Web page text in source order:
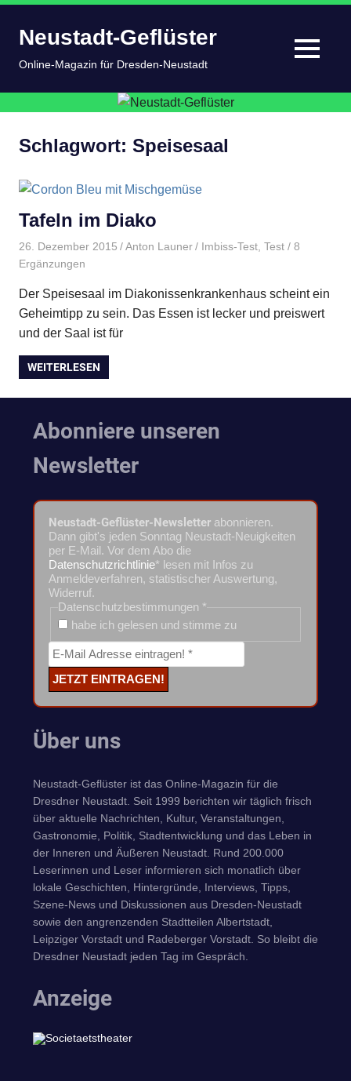
InhaltNeustadt-Geflüster
Online-Magazin für Dresden-Neustadt MENÜ
Schlagwort: Speisesaal
Tafeln im Diako
26. Dezember 2015 Anton Launer Imbiss-Test, Test/ 8
Ergänzungen
Der Speisesaal im Diakonissenkrankenhaus scheint ein
Geheimtipp zu sein. Das Essen ist lecker und preiswert
und der Saal ist für
WEITERLESEN
Abonniere unseren
Newsletter
Neustadt-Geflüster-Newsletter abonnieren.
Dann gibt's jeden Sonntag Neustadt-Neuigkeiten
per E-Mail. Vor dem Abo die
Datenschutzrichtlinie* lesen mit Infos zu
Anmeldeverfahren, statistischer Auswertung,
Widerruf.
Datenschutzbestimmungen *
habe ich gelesen und stimme zu
Über uns
Neustadt-Geflüster ist das Online-Magazin für die
Dresdner Neustadt. Seit 1999 berichten wir täglich frisch
über aktuelle Nachrichten, Kultur, Veranstaltungen,
Gastronomie, Politik, Stadtentwicklung und das Leben in
der Inneren und Äußeren Neustadt. Rund 200.000
Leserinnen und Leser informieren sich monatlich über
lokale Geschichten, Hintergründe, Interviews, Tipps,
Szene-News und Diskussionen aus Dresden-Neustadt
sowie den angrenzenden Stadtteilen Albertstadt,
Leipziger Vorstadt und Radeberger Vorstadt. So bleibt die
Dresdner Neustadt jeden Tag im Gespräch.
Anzeige